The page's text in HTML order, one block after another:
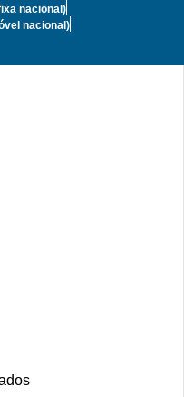
nacional)
nacional)